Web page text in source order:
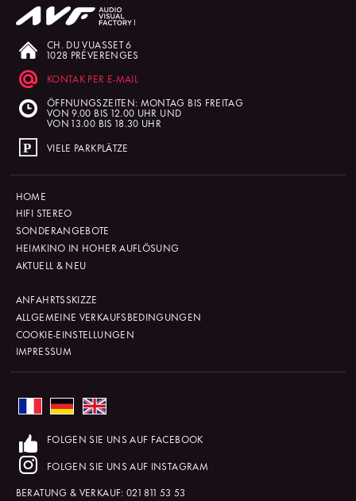
CH. DU VUASSET 6
1028 PRÉVERENGES
KONTAK PER E-MAIL
ÖFFNUNGSZEITEN: MONTAG BIS FREITAG
VON 9.00 BIS 12.00 UHR UND
VON 13.00 BIS 18.30 UHR
VIELE PARKPLÄTZE
HOME
HIFI STEREO
SONDERANGEBOTE
HEIMKINO IN HOHER AUFLÖSUNG
AKTUELL & NEU
ANFAHRTSSKIZZE
ALLGEMEINE VERKAUFSBEDINGUNGEN
COOKIE-EINSTELLUNGEN
IMPRESSUM
FOLGEN SIE UNS AUF FACEBOOK
FOLGEN SIE UNS AUF INSTAGRAM
BERATUNG & VERKAUF: 021 811 53 53